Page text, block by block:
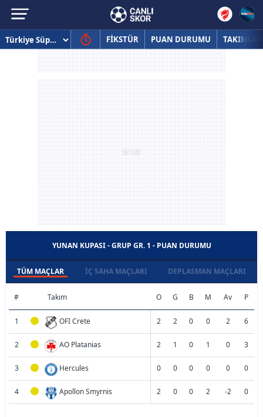
FİKSTÜR PUAN DURUMU TAKIMLAR
YUNAN KUPASI - GRUP GR. 1 - PUAN DURUMU
TÜM MAÇLAR İÇ SAHA MAÇLARI DEPLASMAN MAÇLARI
# Takım O G B M Av P
1 OFI Crete 2 2 0 0 2 6
2 AO Platanias 2 1 0 1 0 3
3 Hercules 0 0 0 0 0 0
4 Apollon Smyrnis 2 0 0 2 -2 0